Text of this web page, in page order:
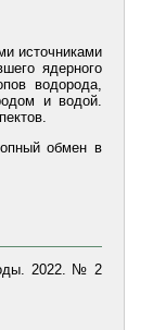
источниками
ядерного
водорода,
и водой.
обмен в
2022. № 2